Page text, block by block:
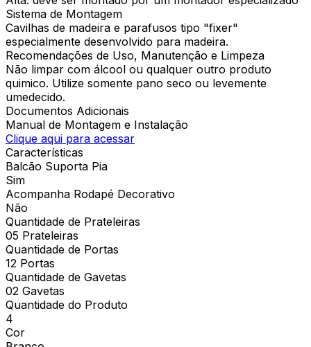
Sistema de Montagem
Cavilhas de madeira e parafusos tipo "fixer"
especialmente desenvolvido para madeira.
Recomendações de Uso, Manutenção e Limpeza
Não limpar com álcool ou qualquer outro produto
quimico. Utilize somente pano seco ou levemente
umedecido.
Documentos Adicionais
Manual de Montagem e Instalação
Clique aqui para acessar
Características
Balcão Suporta Pia
Sim
Acompanha Rodapé Decorativo
Não
Quantidade de Prateleiras
05 Prateleiras
Quantidade de Portas
12 Portas
Quantidade de Gavetas
02 Gavetas
Quantidade do Produto
4
Cor